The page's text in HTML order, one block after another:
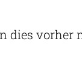
dies vorher